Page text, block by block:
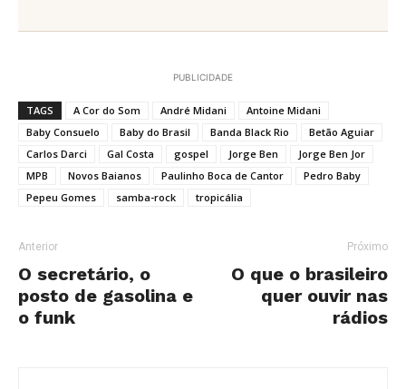
PUBLICIDADE
TAGS A Cor do Som André Midani
Antoine Midani
Baby Consuelo
Baby do Brasil Banda Black Rio
Betão Aguiar
Carlos Darci
Gal Costa gospel Jorge Ben
Jorge Ben Jor
MPB
Novos Baianos Paulinho Boca de Cantor
Pedro Baby
Pepeu Gomes
samba-rock tropicália
Anterior
O secretário, o
posto de gasolina e
o funk
Próximo
O que o brasileiro
quer ouvir nas
rádios